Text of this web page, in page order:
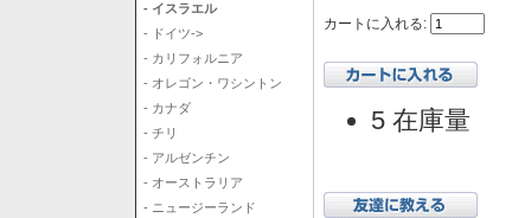
- イスラエル
- ドイツ->
- カリフォルニア
- オレゴン・ワシントン
- カナダ
- チリ
- アルゼンチン
- オーストラリア
- ニュージーランド
カートに入れる:
5 在庫量